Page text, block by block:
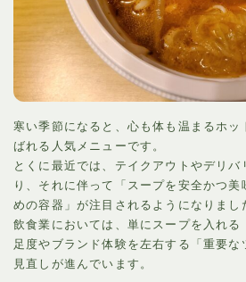
寒い季節になると、心も体も温まるホッ
ばれる人気メニューです。
とくに最近では、テイクアウトやデリ
り、それに伴って「スープを安全かつ
めの容器」が注目されるようになりまし
飲食業においては、単にスープを入れ
足度やブランド体験を左右する「重要
見直しが進んでいます。